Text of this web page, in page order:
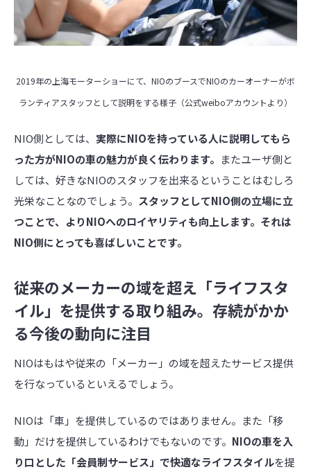
2019年の上海モーターショーにて、NIOのブースでNIOのカーオーナーがボ
ランティアスタッフとして説明をする様子（公式weiboアカウントより）
NIO側としては、 実際にNIOを持っている人に説明してもら
った方がNIOの車の魅力が良く伝わります。 またユーザ側と
しては、好きなNIOのスタッフを出来るということはむしろ
光栄なことなのでしょう。 スタッフとしてNIO側の立場に立
つことで、よりNIOへのロイヤリティも向上します。それは
NIO側にとっても喜ばしいことです。
従来のメーカーの域を超え「ライフスタ
イル」を提供する取り組み。存続がかか
る今後の動向に注目
NIOはもはや従来の「メーカー」の域を超えたサービス提供
を行なっているといえるでしょう。
NIOは「車」を提供しているのではありません。また「移
動」だけを提供しているわけでもないのです。 NIOの車を入
り口とした「会員制サービス」で快適なライフスタイルを提